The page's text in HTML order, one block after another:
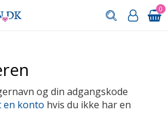
0
og din adgangskode
en konto hvis du ikke har en